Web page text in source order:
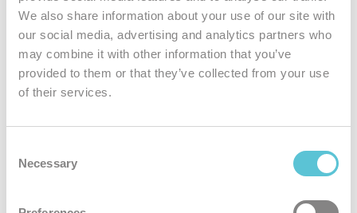
We also share information about your use of our site with
our social media, advertising and analytics partners who
may combine it with other information that you’ve
provided to them or that they’ve collected from your use
of their services.
Selection
Necessary